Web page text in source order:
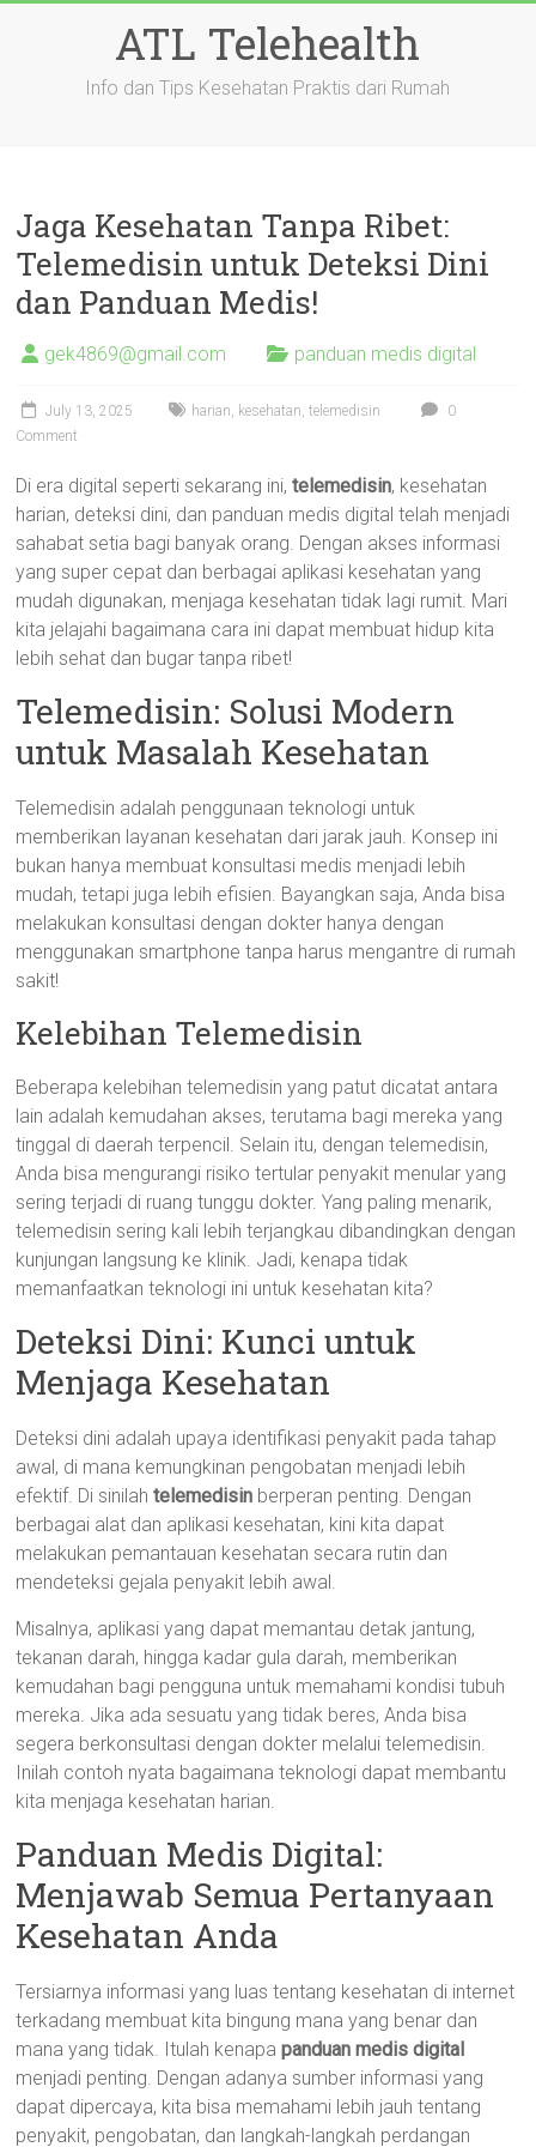
ATL Telehealth
Info dan Tips Kesehatan Praktis dari Rumah
Jaga Kesehatan Tanpa Ribet:
Telemedisin untuk Deteksi Dini
dan Panduan Medis!
gek4869@gmail.com panduan medis digital
July 13, 2025 harian, kesehatan,telemedisin
0
Comment
Di era digital seperti sekarang ini,telemedisin, kesehatan
harian, deteksi dini, dan panduan medis digital telah menjadi
sahabat setia bagi banyak orang. Dengan akses informasi
yang super cepat dan berbagai aplikasi kesehatan yang
mudah digunakan, menjaga kesehatan tidak lagi rumit. Mari
kita jelajahi bagaimana cara ini dapat membuat hidup kita
lebih sehat dan bugar tanpa ribet!
Telemedisin: Solusi Modern
untuk Masalah Kesehatan
Telemedisin adalah penggunaan teknologi untuk
memberikan layanan kesehatan dari jarak jauh. Konsep ini
bukan hanya membuat konsultasi medis menjadi lebih
mudah, tetapi juga lebih efisien. Bayangkan saja, Anda bisa
melakukan konsultasi dengan dokter hanya dengan
menggunakan smartphone tanpa harus mengantre di rumah
sakit!
Kelebihan Telemedisin
Beberapa kelebihan telemedisin yang patut dicatat antara
lain adalah kemudahan akses, terutama bagi mereka yang
tinggal di daerah terpencil. Selain itu, dengan telemedisin,
Anda bisa mengurangi risiko tertular penyakit menular yang
sering terjadi di ruang tunggu dokter. Yang paling menarik,
telemedisin sering kali lebih terjangkau dibandingkan dengan
kunjungan langsung ke klinik. Jadi, kenapa tidak
memanfaatkan teknologi ini untuk kesehatan kita?
Deteksi Dini: Kunci untuk
Menjaga Kesehatan
Deteksi dini adalah upaya identifikasi penyakit pada tahap
awal, di mana kemungkinan pengobatan menjadi lebih
efektif. Di sinilahtelemedisin berperan penting. Dengan
berbagai alat dan aplikasi kesehatan, kini kita dapat
melakukan pemantauan kesehatan secara rutin dan
mendeteksi gejala penyakit lebih awal.
Misalnya, aplikasi yang dapat memantau detak jantung,
tekanan darah, hingga kadar gula darah, memberikan
kemudahan bagi pengguna untuk memahami kondisi tubuh
mereka. Jika ada sesuatu yang tidak beres, Anda bisa
segera berkonsultasi dengan dokter melalui telemedisin.
Inilah contoh nyata bagaimana teknologi dapat membantu
kita menjaga kesehatan harian.
Panduan Medis Digital:
Menjawab Semua Pertanyaan
Kesehatan Anda
Tersiarnya informasi yang luas tentang kesehatan di internet
terkadang membuat kita bingung mana yang benar dan
mana yang tidak. Itulah kenapapanduan medis digital
menjadi penting. Dengan adanya sumber informasi yang
dapat dipercaya, kita bisa memahami lebih jauh tentang
penyakit, pengobatan, dan langkah-langkah perdangan